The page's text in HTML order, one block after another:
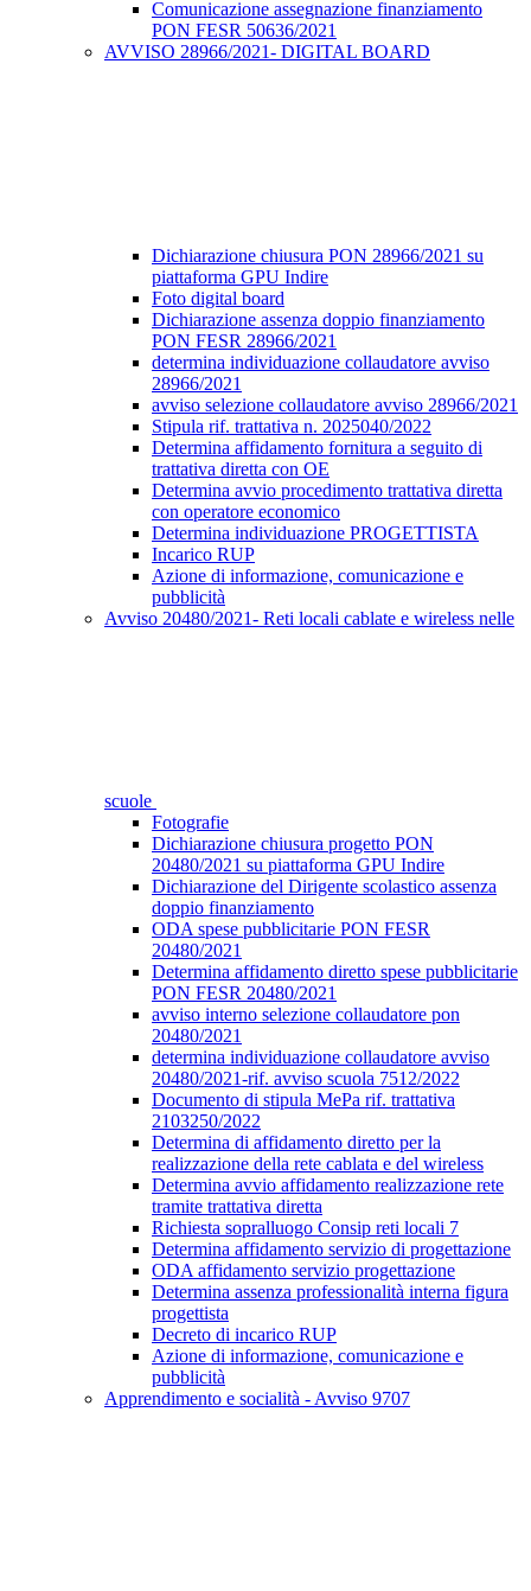
Comunicazione assegnazione finanziamento
PON FESR 50636/2021
AVVISO 28966/2021- DIGITAL BOARD
Dichiarazione chiusura PON 28966/2021 su
piattaforma GPU Indire
Foto digital board
Dichiarazione assenza doppio finanziamento
PON FESR 28966/2021
determina individuazione collaudatore avviso
28966/2021
avviso selezione collaudatore avviso 28966/2021
Stipula rif. trattativa n. 2025040/2022
Determina affidamento fornitura a seguito di
trattativa diretta con OE
Determina avvio procedimento trattativa diretta
con operatore economico
Determina individuazione PROGETTISTA
Incarico RUP
Azione di informazione, comunicazione e
pubblicità
Avviso 20480/2021- Reti locali cablate e wireless nelle
scuole
Fotografie
Dichiarazione chiusura progetto PON
20480/2021 su piattaforma GPU Indire
Dichiarazione del Dirigente scolastico assenza
doppio finanziamento
ODA spese pubblicitarie PON FESR
20480/2021
Determina affidamento diretto spese pubblicitarie
PON FESR 20480/2021
avviso interno selezione collaudatore pon
20480/2021
determina individuazione collaudatore avviso
20480/2021-rif. avviso scuola 7512/2022
Documento di stipula MePa rif. trattativa
2103250/2022
Determina di affidamento diretto per la
realizzazione della rete cablata e del wireless
Determina avvio affidamento realizzazione rete
tramite trattativa diretta
Richiesta sopralluogo Consip reti locali 7
Determina affidamento servizio di progettazione
ODA affidamento servizio progettazione
Determina assenza professionalità interna figura
progettista
Decreto di incarico RUP
Azione di informazione, comunicazione e
pubblicità
Apprendimento e socialità - Avviso 9707